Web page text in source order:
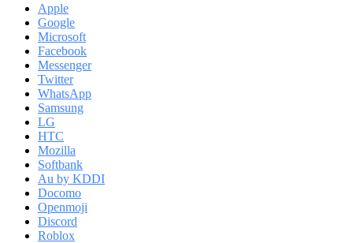
Apple
Google
Microsoft
Facebook
Messenger
Twitter
WhatsApp
Samsung
LG
HTC
Mozilla
Softbank
Au by KDDI
Docomo
Openmoji
Discord
Roblox